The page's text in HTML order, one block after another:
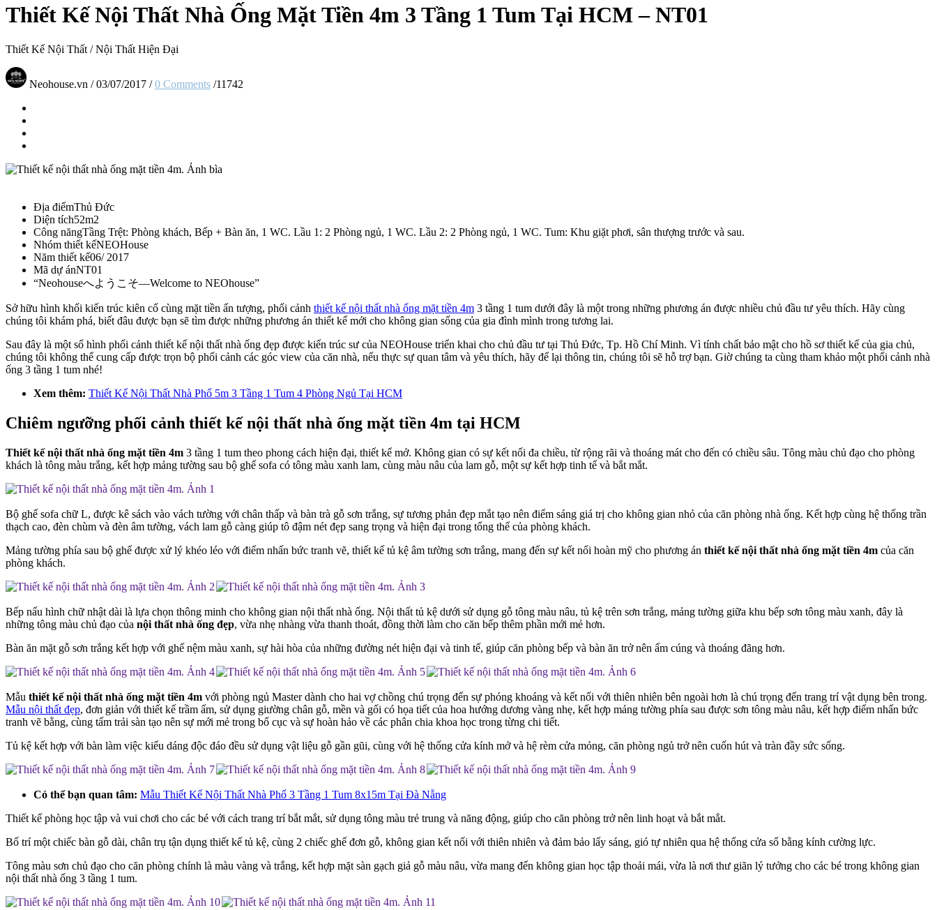
Thiết Kế Nội Thất Nhà Ống Mặt Tiền 4m 3 Tầng 1 Tum Tại HCM – NT01
Thiết Kế Nội Thất /Nội Thất Hiện Đại
Neohouse.vn / 03/07/2017 / 0 Comments /11742
Địa điểmThủ Đức
Diện tích52m2
Công năngTầng Trệt: Phòng khách, Bếp + Bàn ăn, 1 WC. Lầu 1: 2 Phòng ngủ, 1 WC. Lầu 2: 2 Phòng ngủ, 1 WC. Tum: Khu giặt phơi, sân thượng trước và sau.
Nhóm thiết kếNEOHouse
Năm thiết kế06/ 2017
Mã dự ánNT01
“Neohouseへようこそ—Welcome to NEOhouse”
Sở hữu hình khối kiến trúc kiên cố cùng mặt tiền ấn tượng, phối cảnh thiết kế nội thất nhà ống mặt tiền 4m 3 tầng 1 tum dưới đây là một trong những phương án được nhiều chủ đầu tư yêu thích. Hãy cùng
chúng tôi khám phá, biết đâu được bạn sẽ tìm được những phương án thiết kế mới cho không gian sống của gia đình mình trong tương lai.
Sau đây là một số hình phối cảnh thiết kế nội thất nhà ống đẹp được kiến trúc sư của NEOHouse triển khai cho chủ đầu tư tại Thủ Đức, Tp. Hồ Chí Minh. Vì tính chất bảo mật cho hồ sơ thiết kế của gia chủ,
chúng tôi không thể cung cấp được trọn bộ phối cảnh các góc view của căn nhà, nếu thực sự quan tâm và yêu thích, hãy để lại thông tin, chúng tôi sẽ hỗ trợ bạn. Giờ chúng ta cùng tham khảo một phối cảnh nhà
ống 3 tầng 1 tum nhé!
Xem thêm: Thiết Kế Nội Thất Nhà Phố 5m 3 Tầng 1 Tum 4 Phòng Ngủ Tại HCM
Chiêm ngưỡng phối cảnh thiết kế nội thất nhà ống mặt tiền 4m tại HCM
Thiết kế nội thất nhà ống mặt tiền 4m 3 tầng 1 tum theo phong cách hiện đại, thiết kể mở. Không gian có sự kết nối đa chiều, từ rộng rãi và thoáng mát cho đến có chiều sâu. Tông màu chủ đạo cho phòng
khách là tông màu trắng, kết hợp mảng tường sau bộ ghế sofa có tông màu xanh lam, cùng màu nâu của lam gỗ, một sự kết hợp tinh tế và bắt mắt.
Bộ ghế sofa chữ L, được kê sách vào vách tường với chân thấp và bàn trà gỗ sơn trắng, sự tương phản đẹp mắt tạo nên điểm sáng giá trị cho không gian nhỏ của căn phòng nhà ống. Kết hợp cùng hệ thống trần
thạch cao, đèn chùm và đèn âm tường, vách lam gỗ càng giúp tô đậm nét đẹp sang trọng và hiện đại trong tổng thể của phòng khách.
Mảng tường phía sau bộ ghế được xử lý khéo léo với điểm nhấn bức tranh vẽ, thiết kế tủ kệ âm tường sơn trắng, mang đến sự kết nối hoàn mỹ cho phương án thiết kế nội thất nhà ống mặt tiền 4m của căn
phòng khách.
Bếp nấu hình chữ nhật dài là lựa chọn thông minh cho không gian nội thất nhà ống. Nội thất tủ kệ dưới sử dụng gỗ tông màu nâu, tủ kệ trên sơn trắng, mảng tường giữa khu bếp sơn tông màu xanh, đây là
những tông màu chủ đạo của nội thất nhà ống đẹp, vừa nhẹ nhàng vừa thanh thoát, đồng thời làm cho căn bếp thêm phần mới mẻ hơn.
Bàn ăn mặt gỗ sơn trắng kết hợp với ghế nệm màu xanh, sự hài hòa của những đường nét hiện đại và tinh tế, giúp căn phòng bếp và bàn ăn trở nên ấm cúng và thoáng đãng hơn.
Mẫu thiết kế nội thất nhà ống mặt tiền 4m với phòng ngủ Master dành cho hai vợ chồng chú trọng đến sự phóng khoáng và kết nối với thiên nhiên bên ngoài hơn là chú trọng đến trang trí vật dụng bên trong.
Mẫu nội thất đẹp, đơn giản với thiết kế trầm ấm, sử dụng giường chân gỗ, mền và gối có họa tiết của hoa hướng dương vàng nhẹ, kết hợp mảng tường phía sau được sơn tông màu nâu, kết hợp điểm nhấn bức
tranh vẽ bằng, cùng tấm trải sàn tạo nên sự mới mẻ trong bố cục và sự hoàn hảo về các phân chia khoa học trong từng chi tiết.
Tủ kệ kết hợp với bàn làm việc kiểu dáng độc đáo đều sử dụng vật liệu gỗ gần gũi, cùng với hệ thống cửa kính mở và hệ rèm cửa mỏng, căn phòng ngủ trở nên cuốn hút và tràn đầy sức sống.
Có thể bạn quan tâm: Mẫu Thiết Kế Nội Thất Nhà Phố 3 Tầng 1 Tum 8x15m Tại Đà Nẵng
Thiết kế phòng học tập và vui chơi cho các bé với cách trang trí bắt mắt, sử dụng tông màu trẻ trung và năng động, giúp cho căn phòng trở nên linh hoạt và bắt mắt.
Bố trí một chiếc bàn gỗ dài, chân trụ tận dụng thiết kế tủ kệ, cùng 2 chiếc ghế đơn gỗ, không gian kết nối với thiên nhiên và đảm bảo lấy sáng, gió tự nhiên qua hệ thống cửa sổ bằng kính cường lực.
Tông màu sơn chủ đạo cho căn phòng chính là màu vàng và trắng, kết hợp mặt sàn gạch giả gỗ màu nâu, vừa mang đến không gian học tập thoải mái, vừa là nơi thư giãn lý tưởng cho các bé trong không gian
nội thất nhà ống 3 tầng 1 tum.